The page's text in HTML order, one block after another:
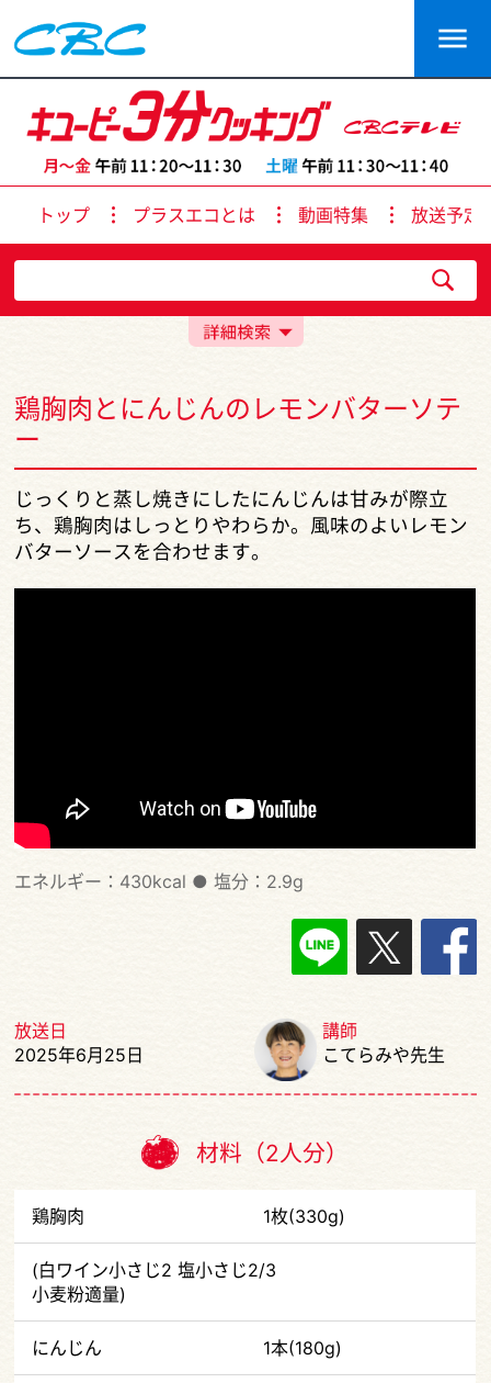
トップ プラスエコとは 動画特集 放送予定
鶏胸肉とにんじんのレモンバターソテ
ー
じっくりと蒸し焼きにしたにんじんは甘みが際立
ち、鶏胸肉はしっとりやわらか。風味のよいレモン
バターソースを合わせます。
エネルギー：430kcal ● 塩分：2.9g
放送日
2025年6月25日
講師
こてらみや先生
材料（2人分）
鶏胸肉 1枚(330g)
(白ワイン小さじ2 塩小さじ2/3
小麦粉適量)
にんじん 1本(180g)